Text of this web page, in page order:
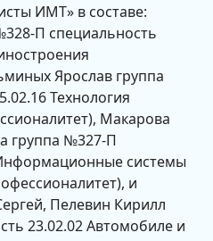
ИМТ» в составе:
П специальность
Ярослав группа
Технология
Макарова
группа №327-П
системы
и
Пелевин Кирилл
23.02.02 Автомобиле и